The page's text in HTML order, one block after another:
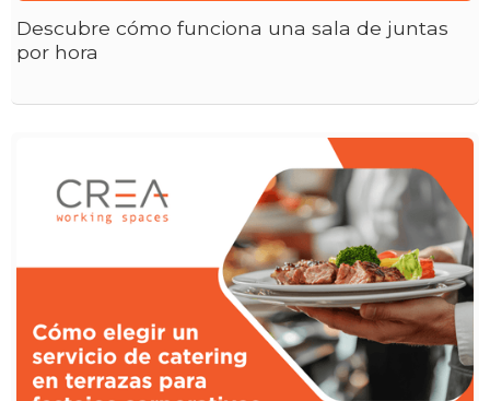
Descubre cómo funciona una sala de juntas
por hora